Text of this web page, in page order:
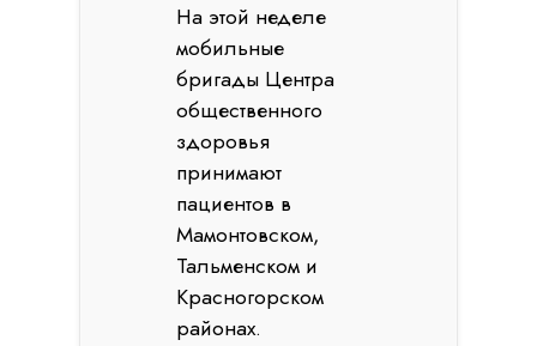
На этой неделе
мобильные
бригады Центра
общественного
здоровья
принимают
пациентов в
Мамонтовском,
Тальменском и
Красногорском
районах.